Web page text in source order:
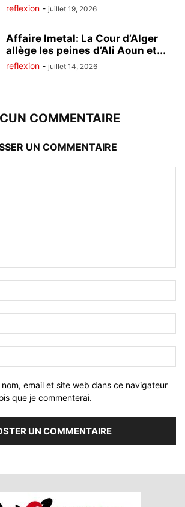
reflexion - juillet 19, 2026
Affaire Imetal: La Cour d’Alger
allège les peines d’Ali Aoun et...
reflexion - juillet 14, 2026
COMMENTAIRE
UN COMMENTAIRE
nom, email et site web dans ce navigateur
que je commenterai.